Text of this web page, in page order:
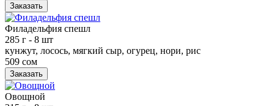
Заказать
Филадельфия спешл
285 г - 8 шт
кунжут, лосось, мягкий сыр, огурец, нори, рис
509 сом
Заказать
Овощной